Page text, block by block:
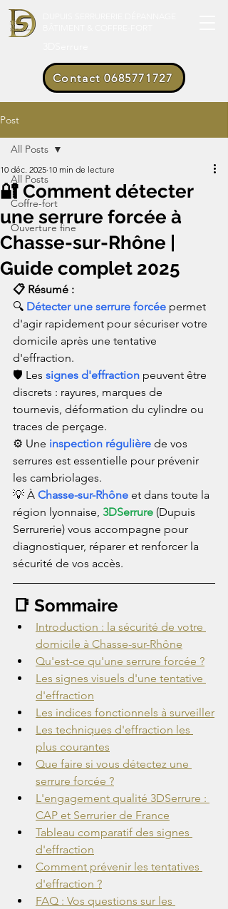
Contact 0685771727
Post
All Posts
Coffre-fort
Ouverture fine
All Posts
🔐 Comment détecter
une serrure forcée à
Chasse-sur-Rhône |
Guide complet 2025
10 déc. 2025 10 min de lecture
📋 Résumé :
🔍 Détecter une serrure forcée permet
d'agir rapidement pour sécuriser votre
domicile après une tentative
d'effraction.
🛡️ Les signes d'effraction peuvent être
discrets : rayures, marques de
tournevis, déformation du cylindre ou
traces de perçage.
⚙️ Une inspection régulière de vos
serrures est essentielle pour prévenir
les cambriolages.
💡 À Chasse-sur-Rhône et dans toute la
région lyonnaise, 3DSerrure (Dupuis
Serrurerie) vous accompagne pour
diagnostiquer, réparer et renforcer la
sécurité de vos accès.
📑 Sommaire
Introduction : la sécurité de votre
domicile à Chasse-sur-Rhône
Qu'est-ce qu'une serrure forcée ?
Les signes visuels d'une tentative
d'effraction
Les indices fonctionnels à surveiller
Les techniques d'effraction les
plus courantes
Que faire si vous détectez une
serrure forcée ?
L'engagement qualité 3DSerrure :
CAP et Serrurier de France
Tableau comparatif des signes
d'effraction
Comment prévenir les tentatives
d'effraction ?
FAQ : Vos questions sur les